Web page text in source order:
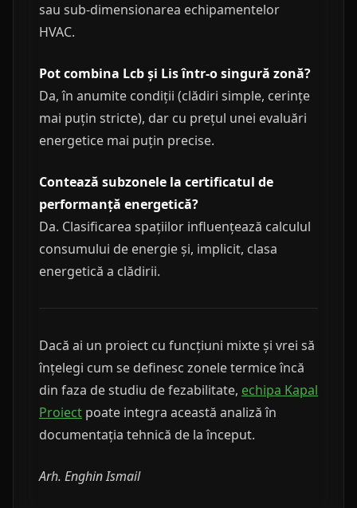
sau sub-dimensionarea echipamentelor
HVAC.
Pot combina Lcb și Lis într-o singură zonă?
Da, în anumite condiții (clădiri simple, cerințe
mai puțin stricte), dar cu prețul unei evaluări
energetice mai puțin precise.
Contează subzonele la certificatul de
performanță energetică?
Da. Clasificarea spațiilor influențează calculul
consumului de energie și, implicit, clasa
energetică a clădirii.
Dacă ai un proiect cu funcțiuni mixte și vrei să
înțelegi cum se definesc zonele termice încă
din faza de studiu de fezabilitate, echipa Kapal
Proiect poate integra această analiză în
documentația tehnică de la început.
Arh. Enghin Ismail